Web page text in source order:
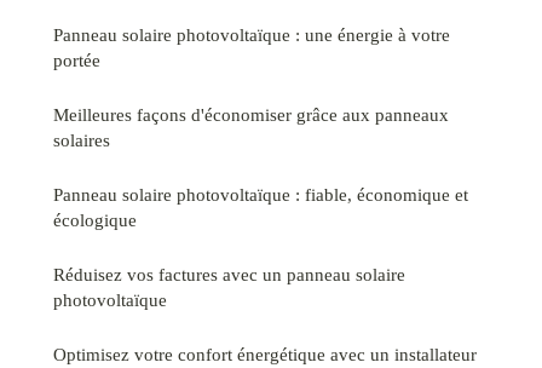
Panneau solaire photovoltaïque : une énergie à votre
portée
Meilleures façons d'économiser grâce aux panneaux
solaires
Panneau solaire photovoltaïque : fiable, économique et
écologique
Réduisez vos factures avec un panneau solaire
photovoltaïque
Optimisez votre confort énergétique avec un installateur